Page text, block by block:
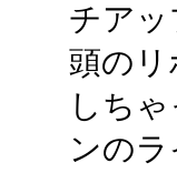
チアッ
頭のリ
しち
ンのラ